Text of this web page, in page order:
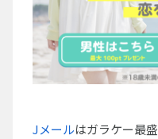
Jメールはガラケー最